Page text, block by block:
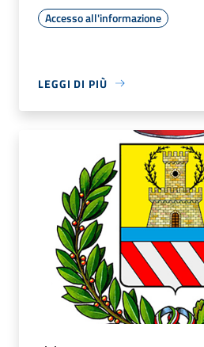
Accesso all'informazione
LEGGI DI PIÙ